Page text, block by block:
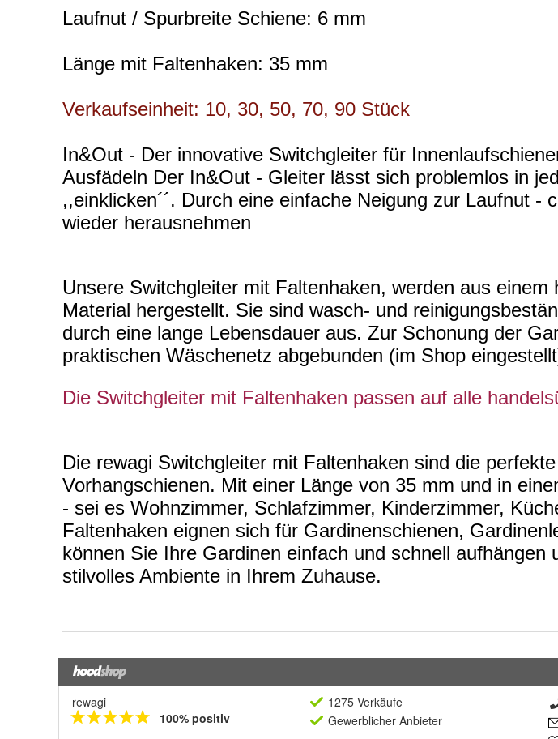
rewagi
100% positiv
1275 Verkäufe
Gewerblicher Anbieter